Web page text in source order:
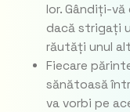
lor. Gândiți-
dacă strigați
răutăți unul
Fiecare
sănătoasă
va vorbi pe